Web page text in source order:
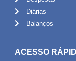
Diárias
Balanços
ACESSO